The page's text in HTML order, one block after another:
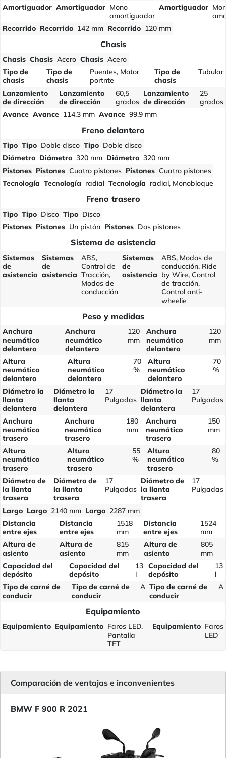
Amortiguador Amortiguador Mono
amortiguador
Amortiguador
Recorrido Recorrido 142 mm Recorrido 120 mm
Chasis
Chasis Chasis Acero Chasis Acero
Tipo de
chasis
Tipo de
chasis
Puentes, Motor
portnte
Tipo de
chasis
Tubular
Lanzamiento
de dirección
Lanzamiento
de dirección
60,5
grados
Lanzamiento
de dirección
25
grados
Avance Avance 114,3 mm Avance 99,9 mm
Freno delantero
Tipo Tipo Doble disco Tipo Doble disco
Diámetro Diámetro 320 mm Diámetro 320 mm
Pistones Pistones Cuatro pistones Pistones Cuatro pistones
Tecnología Tecnología radial Tecnología radial, Monobloque
Freno trasero
Tipo Tipo Disco Tipo Disco
Pistones Pistones Un pistón Pistones Dos pistones
Sistema de asistencia
Sistemas
de
asistencia
Sistemas
de
asistencia
ABS,
Control de
Tracción,
Modos de
conducción
Sistemas
de
asistencia
ABS, Modos de
conducción, Ride
by Wire, Control
de tracción,
Control anti-
wheelie
Peso y medidas
Anchura
neumático
delantero
Anchura
neumático
delantero
120
mm
Anchura
neumático
delantero
120
mm
Altura
neumático
delantero
Altura
neumático
delantero
70
%
Altura
neumático
delantero
70
%
Diámetro la
llanta
delantera
Diámetro la
llanta
delantera
17
Pulgadas
Diámetro la
llanta
delantera
17
Pulgadas
Anchura
neumático
trasero
Anchura
neumático
trasero
180
mm
Anchura
neumático
trasero
150
mm
Altura
neumático
trasero
Altura
neumático
trasero
55
%
Altura
neumático
trasero
80
%
Diámetro de
la llanta
trasera
Diámetro de
la llanta
trasera
17
Pulgadas
Diámetro de
la llanta
trasera
17
Pulgadas
Largo Largo 2140 mm Largo 2287 mm
Distancia
entre ejes
Distancia
entre ejes
1518
mm
Distancia
entre ejes
1524
mm
Altura de
asiento
Altura de
asiento
815
mm
Altura de
asiento
805
mm
Capacidad del
depósito
Capacidad del
depósito
13
l
Capacidad del
depósito
13
l
Tipo de carné de
conducir
Tipo de carné de
conducir
A Tipo de carné de
conducir
A
Equipamiento
Equipamiento Equipamiento Faros LED,
Pantalla
TFT
Equipamiento Faros
LED
Comparación de ventajas e inconvenientes
BMW F 900 R 2021